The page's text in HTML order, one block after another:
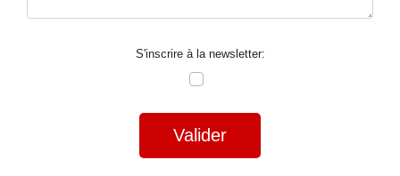
S'inscrire à la newsletter:
Valider